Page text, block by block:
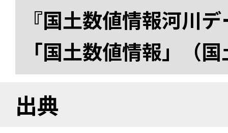
『国土数値情報河川
「国土数値情報」（
出典